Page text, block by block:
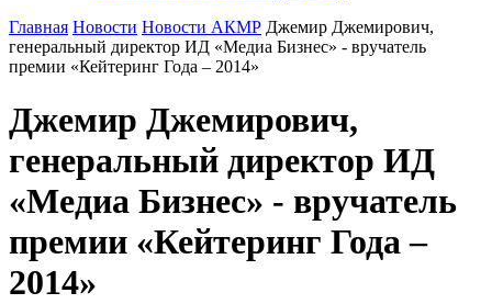
Главная Новости Новости АКМР Джемир Джемирович,
генеральный директор ИД «Медиа Бизнес» - вручатель
премии «Кейтеринг Года – 2014»
Джемир Джемирович,
генеральный директор ИД
«Медиа Бизнес» - вручатель
премии «Кейтеринг Года –
2014»